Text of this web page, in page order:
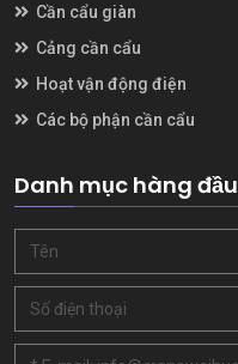
Cần cẩu giàn
Cảng cần cẩu
Hoạt vận động điện
Các bộ phận cần cẩu
Danh mục hàng đầu